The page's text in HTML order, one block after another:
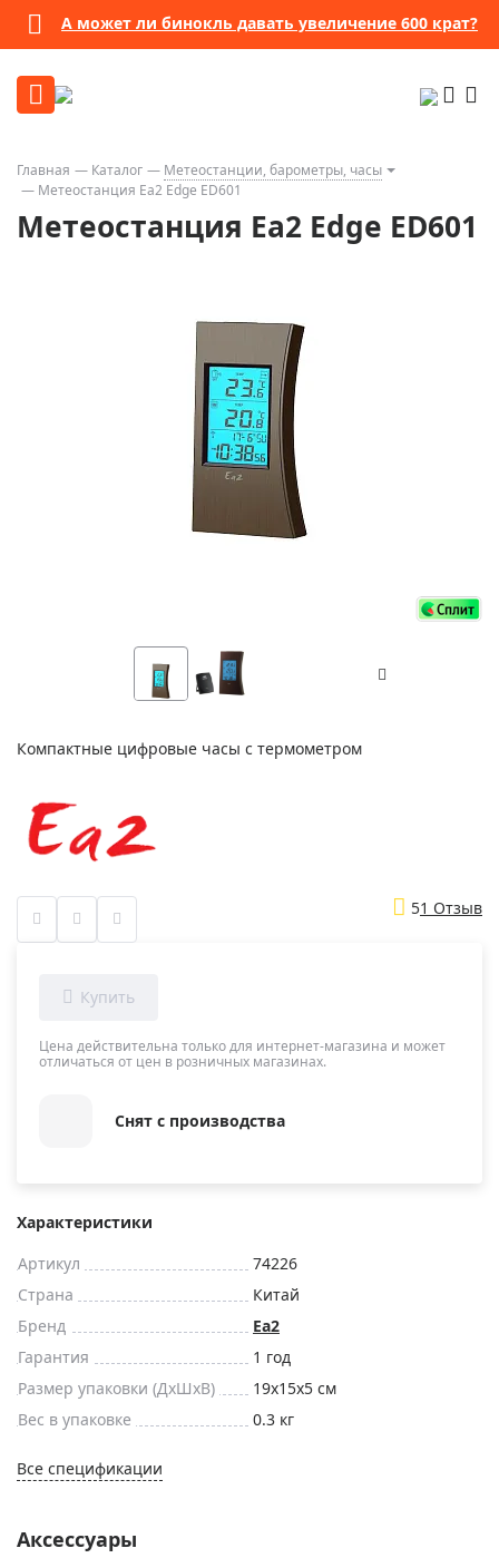
А может ли бинокль давать увеличение 600 крат?
Главная Каталог
Метеостанции, барометры, часы
Метеостанция Еа2 Edge ED601
Метеостанция Еа2 Edge ED601
Компактные цифровые часы с термометром
51 Отзыв
Цена действительна только для интернет-магазина и может
отличаться от цен в розничных магазинах.
Снят с производства
Характеристики
Артикул
74226
Страна
Китай
Бренд
Еа2
Гарантия
1 год
Размер упаковки (ДxШxВ)
19x15x5 см
Вес в упаковке
0.3 кг
Все спецификации
Аксессуары